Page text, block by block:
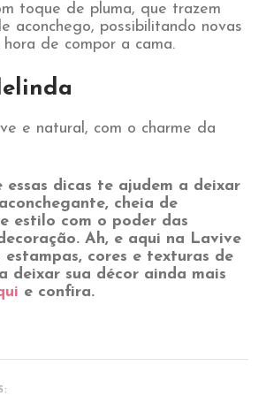
toque de pluma, que trazem
aconchego, possibilitando novas
hora de compor a cama.
e natural, com o charme da
essas dicas te ajudem a deixar
cheia de
estilo com o poder das
Ah, e aqui na Lavive
estampas, cores e texturas de
deixar sua décor ainda mais
e confira.